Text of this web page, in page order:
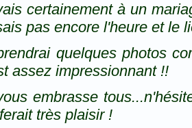
certainement à un
pas encore l'heure et le
quelques photos
assez impressionnant !!
embrasse
très plaisir !